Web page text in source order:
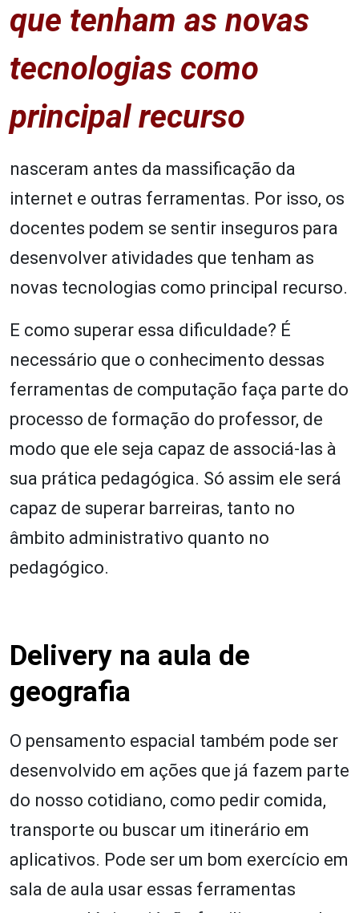
que tenham as novas
tecnologias como
principal recurso
nasceram antes da massificação da
internet e outras ferramentas. Por isso, os
docentes podem se sentir inseguros para
desenvolver atividades que tenham as
novas tecnologias como principal recurso.
E como superar essa dificuldade? É
necessário que o conhecimento dessas
ferramentas de computação faça parte do
processo de formação do professor, de
modo que ele seja capaz de associá-las à
sua prática pedagógica. Só assim ele será
capaz de superar barreiras, tanto no
âmbito administrativo quanto no
pedagógico.
Delivery na aula de
geografia
O pensamento espacial também pode ser
desenvolvido em ações que já fazem parte
do nosso cotidiano, como pedir comida,
transporte ou buscar um itinerário em
aplicativos. Pode ser um bom exercício em
sala de aula usar essas ferramentas